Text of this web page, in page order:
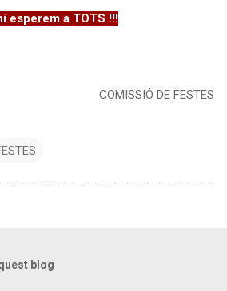
esperem a TOTS !!!
COMISSIÓ DE FESTES
blog